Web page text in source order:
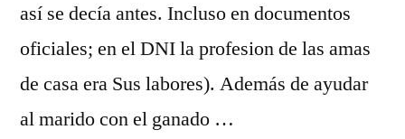
así se decía antes. Incluso en documentos
oficiales; en el DNI la profesion de las amas
de casa era Sus labores). Además de ayudar
al marido con el ganado …